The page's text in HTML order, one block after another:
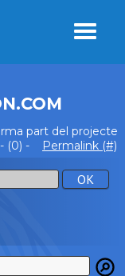
part del projecte
(0) - Permalink (#)